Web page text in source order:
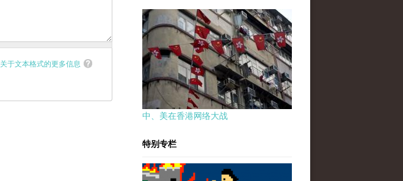
关于文本格式的更多信息
中、美在香港网络大战
特别专栏